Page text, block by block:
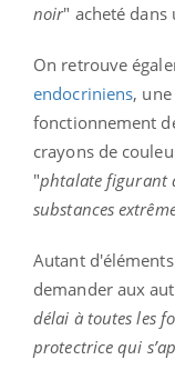
noir" acheté dans
On retrouve
endocriniens,
fonctionnement
crayons de
"phtalate figurant
substances
Autant
demander aux
délai à toutes les
protectrice qui